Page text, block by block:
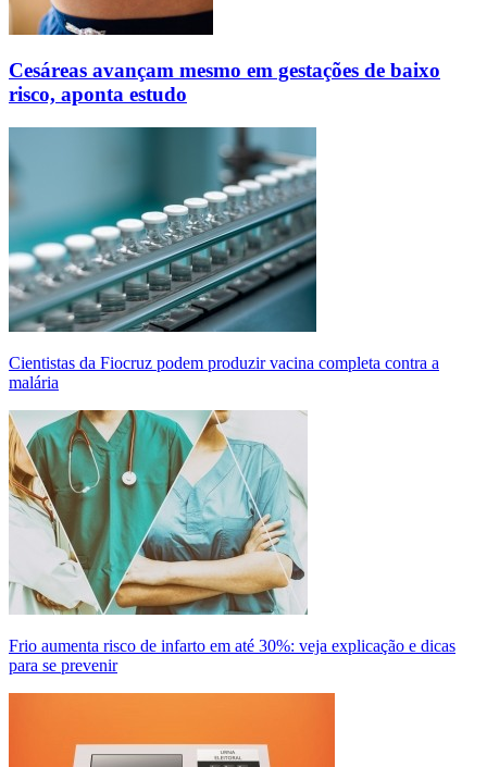
Cesáreas avançam mesmo em gestações de baixo
risco, aponta estudo
Cientistas da Fiocruz podem produzir vacina completa contra a
malária
Frio aumenta risco de infarto em até 30%: veja explicação e dicas
para se prevenir